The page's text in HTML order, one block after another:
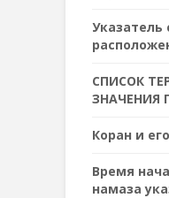
Указатель
СПИСОК
ЗНАЧЕНИЯ
Коран и
Время
намаза